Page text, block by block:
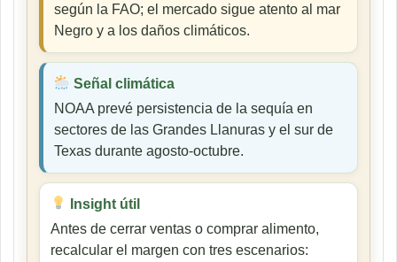
según la FAO; el mercado sigue atento al mar
Negro y a los daños climáticos.
Señal climática
NOAA prevé persistencia de la sequía en
sectores de las Grandes Llanuras y el sur de
Texas durante agosto-octubre.
Insight útil
Antes de cerrar ventas o comprar alimento,
recalcular el margen con tres escenarios: